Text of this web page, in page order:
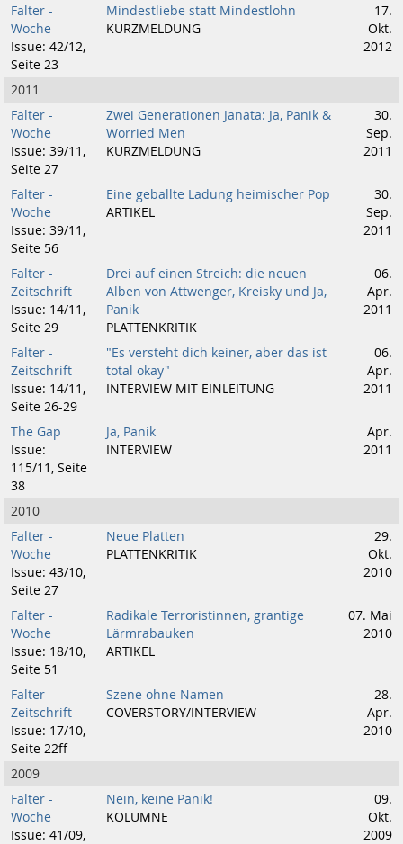
Falter -
Woche
Issue: 42/12,
Seite 23
Mindestliebe statt Mindestlohn
KURZMELDUNG
17.
Okt.
2012
2011
Falter -
Woche
Issue: 39/11,
Seite 27
Zwei Generationen Janata: Ja, Panik &
Worried Men
KURZMELDUNG
30.
Sep.
2011
Falter -
Woche
Issue: 39/11,
Seite 56
Eine geballte Ladung heimischer Pop
ARTIKEL
30.
Sep.
2011
Falter -
Zeitschrift
Issue: 14/11,
Seite 29
Drei auf einen Streich: die neuen
Alben von Attwenger, Kreisky und Ja,
Panik
PLATTENKRITIK
06.
Apr.
2011
Falter -
Zeitschrift
Issue: 14/11,
Seite 26-29
"Es versteht dich keiner, aber das ist
total okay"
INTERVIEW MIT EINLEITUNG
06.
Apr.
2011
The Gap
Issue:
115/11, Seite
38
Ja, Panik
INTERVIEW
Apr.
2011
2010
Falter -
Woche
Issue: 43/10,
Seite 27
Neue Platten
PLATTENKRITIK
29.
Okt.
2010
Falter -
Woche
Issue: 18/10,
Seite 51
Radikale Terroristinnen, grantige
Lärmrabauken
ARTIKEL
07. Mai
2010
Falter -
Zeitschrift
Issue: 17/10,
Seite 22ff
Szene ohne Namen
COVERSTORY/INTERVIEW
28.
Apr.
2010
2009
Falter -
Woche
Issue: 41/09,
Nein, keine Panik!
KOLUMNE
09.
Okt.
2009